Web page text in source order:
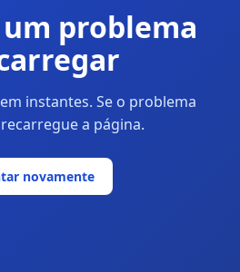
problema
instantes. Se o problema
a página.
novamente